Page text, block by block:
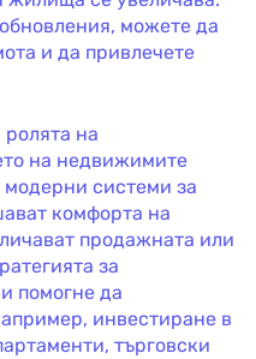
можете да
и да привлечете
на
на недвижимите
системи за
комфорта на
продажната или
за
помогне да
инвестиране в
търговски